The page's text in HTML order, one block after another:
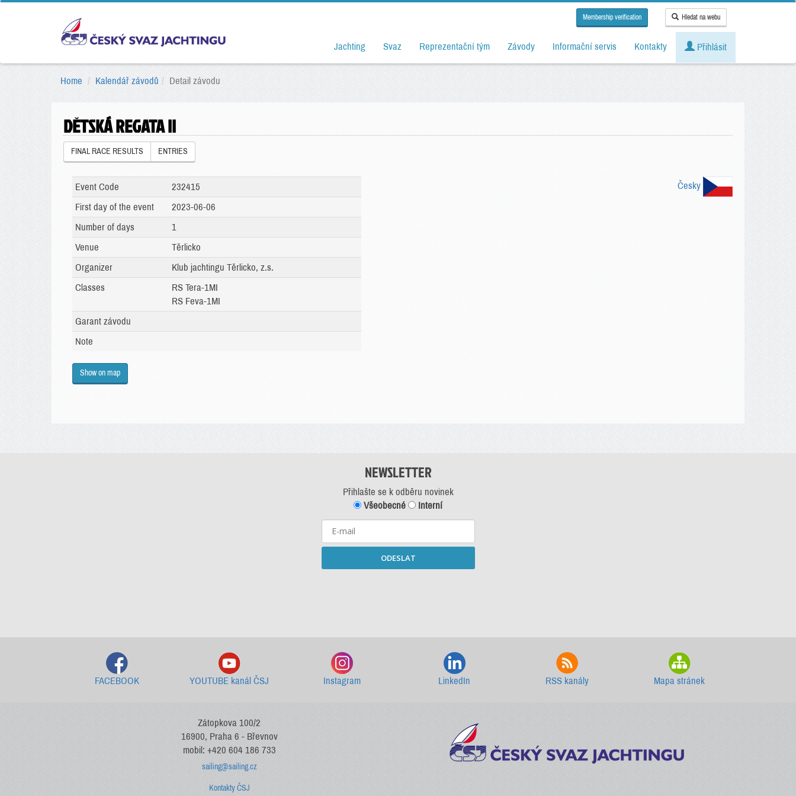
Membership verification Hledat na webu
Jachting Svaz Reprezentační tým Závody Informační servis Kontakty Přihlásit
Home Kalendář závodů Detail závodu
DĚTSKÁ REGATA II
FINAL RACE RESULTS ENTRIES
Česky
Event Code
232415
First day of the event
2023-06-06
Number of days
1
Venue
Těrlicko
Organizer
Klub jachtingu Těrlicko, z.s.
Classes
RS Tera-1MI
RS Feva-1MI
Garant závodu
Note
Show on map
NEWSLETTER
Přihlašte se k odběru novinek
Všeobecné
Interní
ODESLAT
FACEBOOK YOUTUBE kanál ČSJ Instagram LinkedIn RSS kanály Mapa stránek
Zátopkova 100/2
16900, Praha 6 - Břevnov
mobil: +420 604 186 733
sailing@sailing.cz
Kontakty ČSJ